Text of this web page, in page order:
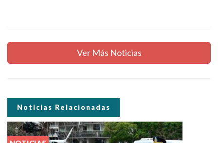
Ver Más Noticias
Noticias Relacionadas